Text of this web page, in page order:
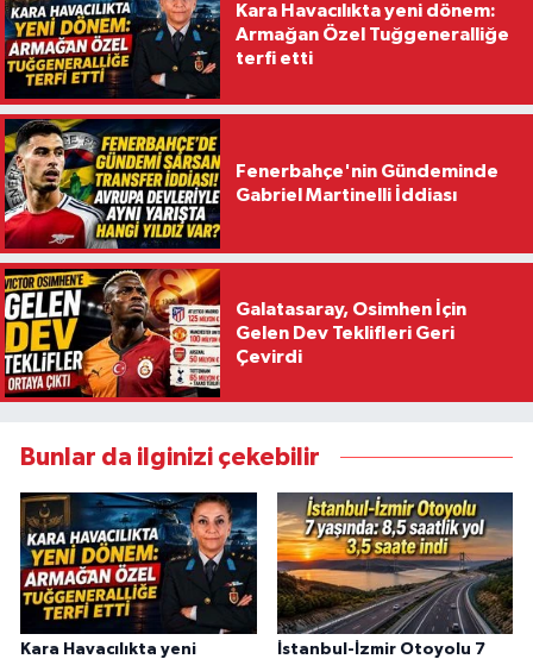
Kara Havacılıkta yeni dönem:
Armağan Özel Tuğgeneralliğe
terfi etti
Fenerbahçe'nin Gündeminde
Gabriel Martinelli İddiası
Galatasaray, Osimhen İçin
Gelen Dev Teklifleri Geri
Çevirdi
Bunlar da ilginizi çekebilir
Kara Havacılıkta yeni İstanbul-İzmir Otoyolu 7